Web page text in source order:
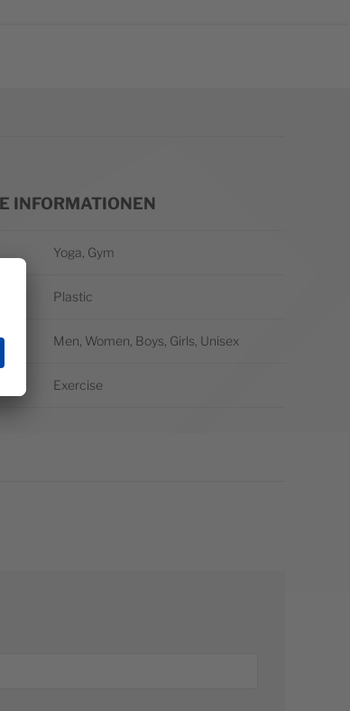
INFORMATIONEN
Yoga, Gym
Plastic
Men, Women, Boys, Girls, Unisex
Exercise